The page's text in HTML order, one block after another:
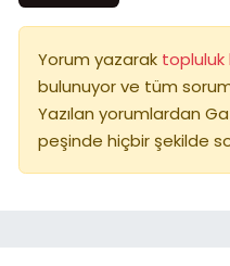
Yorum yazarak topluluk
bulunuyor ve tüm
Yazılan yorumlardan
peşinde hiçbir şekilde